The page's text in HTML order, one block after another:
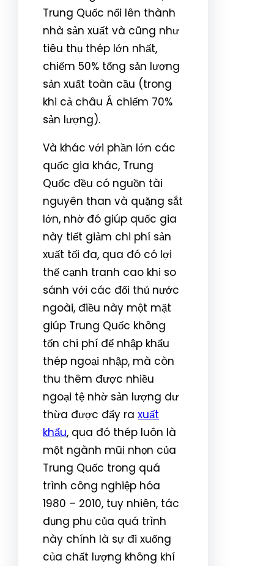
Trung Quốc nổi lên thành
nhà sản xuất và cũng như
tiêu thụ thép lớn nhất,
chiếm 50% tổng sản lượng
sản xuất toàn cầu (trong
khi cả châu Á chiếm 70%
sản lượng).
Và khác với phần lớn các
quốc gia khác, Trung
Quốc đều có nguồn tài
nguyên than và quặng sắt
lớn, nhờ đó giúp quốc gia
này tiết giảm chi phí sản
xuất tối đa, qua đó có lợi
thế cạnh tranh cao khi so
sánh với các đối thủ nước
ngoài, điều này một mặt
giúp Trung Quốc không
tốn chi phí để nhập khẩu
thép ngoại nhập, mà còn
thu thêm được nhiều
ngoại tệ nhờ sản lượng dư
thừa được đẩy ra xuất
khẩu, qua đó thép luôn là
một ngành mũi nhọn của
Trung Quốc trong quá
trình công nghiệp hóa
1980 – 2010, tuy nhiên, tác
dụng phụ của quá trình
này chính là sự đi xuống
của chất lượng không khí